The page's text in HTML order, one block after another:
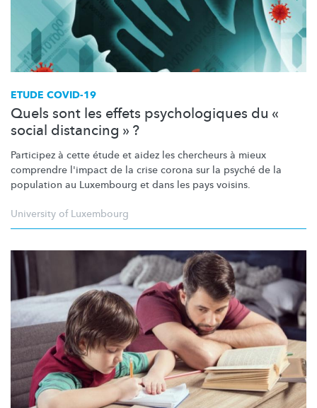
ETUDE COVID-19
Quels sont les effets psychologiques du «
social distancing » ?
Participez à cette étude et aidez les chercheurs à mieux
comprendre l'impact de la crise corona sur la psyché de la
population au Luxembourg et dans les pays voisins.
University of Luxembourg